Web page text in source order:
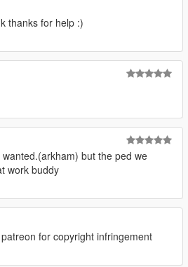
thanks for help :)
but the ped we
work buddy
for copyright infringement